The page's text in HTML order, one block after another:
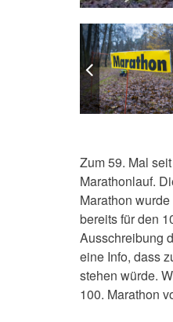
Zum 59. Mal
Marathonlauf.
Marathon
bereits für den
Ausschreibung
eine Info, dass
stehen würde.
100. Marathon